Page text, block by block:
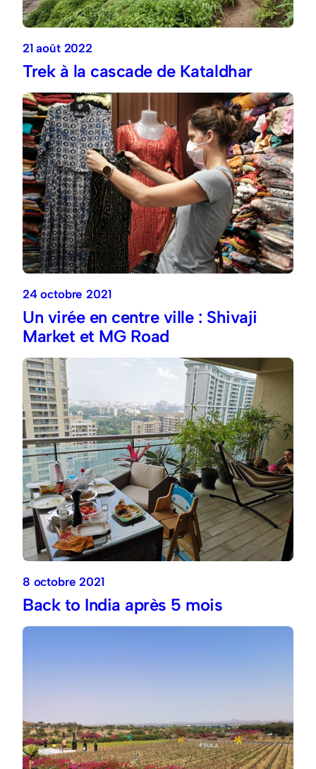
21 août 2022
Trek à la cascade de Kataldhar
24 octobre 2021
Un virée en centre ville : Shivaji
Market et MG Road
8 octobre 2021
Back to India après 5 mois